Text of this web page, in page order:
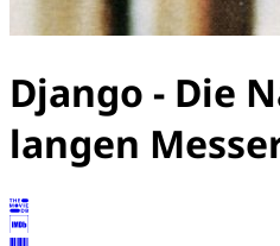
Django - Die
langen